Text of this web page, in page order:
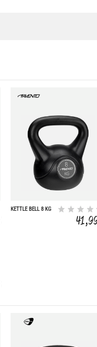
KETTLE BELL 8 KG